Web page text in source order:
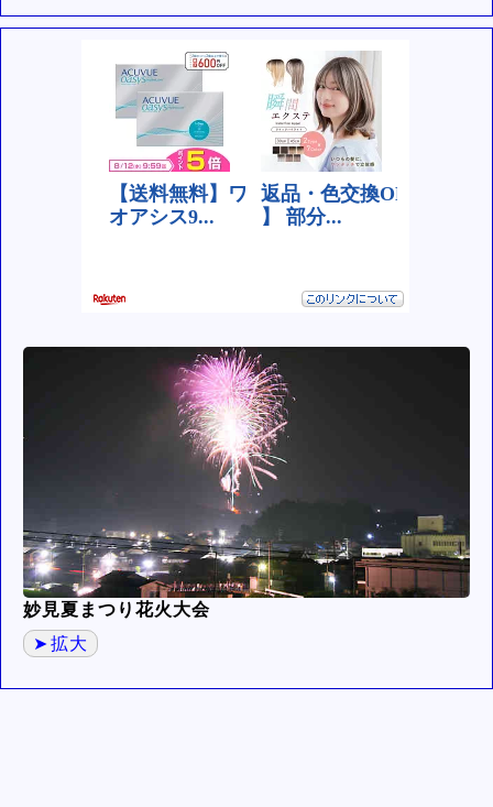
妙見夏まつり花火大会
拡大